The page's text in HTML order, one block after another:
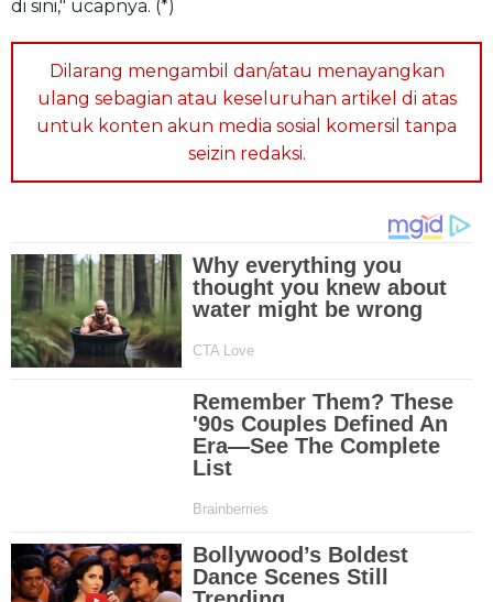
di sini," ucapnya. (*)
Dilarang mengambil dan/atau menayangkan
ulang sebagian atau keseluruhan artikel di atas
untuk konten akun media sosial komersil tanpa
seizin redaksi.